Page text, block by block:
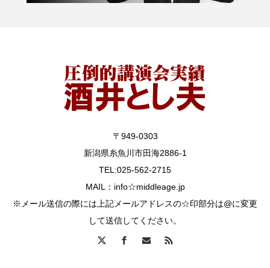
〒949-0303
新潟県糸魚川市田海2886-1
TEL:025-562-2715
MAIL：info☆middleage.jp
※メール送信の際には上記メールアドレスの☆印部分は@に変更
して送信してください。